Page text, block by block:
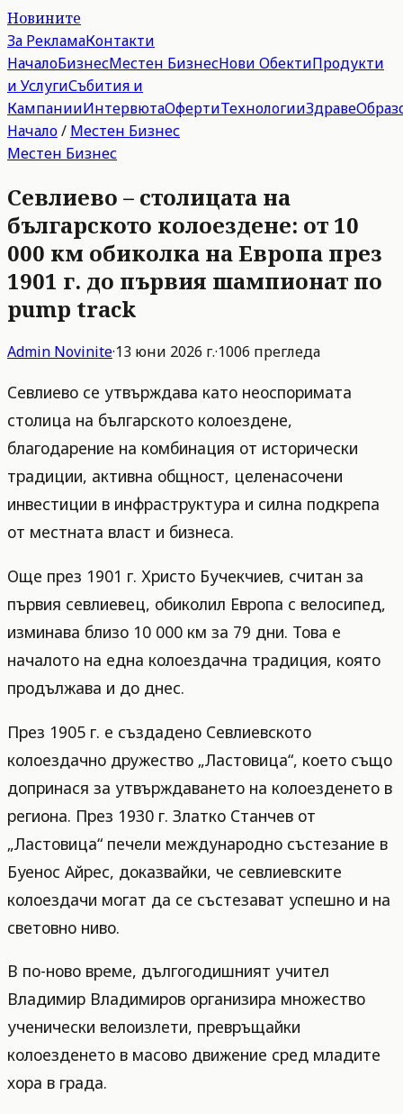
Новините
За РекламаКонтакти
НачалоБизнесМестен БизнесНови ОбектиПродукти
и УслугиСъбития и
КампанииИнтервютаОфертиТехнологииЗдраве
Начало/ Местен Бизнес
Местен Бизнес
Севлиево – столицата на
българското колоездене: от 10
000 км обиколка на Европа през
1901 г. до първия шампионат по
pump track
Admin Novinite·13 юни 2026 г.·1006 прегледа
Севлиево се утвърждава като неоспоримата
столица на българското колоездене,
благодарение на комбинация от исторически
традиции, активна общност, целенасочени
инвестиции в инфраструктура и силна подкрепа
от местната власт и бизнеса.
Още през 1901 г. Христо Бучекчиев, считан за
първия севлиевец, обиколил Европа с велосипед,
изминава близо 10 000 км за 79 дни. Това е
началото на една колоездачна традиция, която
продължава и до днес.
През 1905 г. е създадено Севлиевското
колоездачно дружество „Ластовица“, което също
допринася за утвърждаването на колоезденето в
региона. През 1930 г. Златко Станчев от
„Ластовица“ печели международно състезание в
Буенос Айрес, доказвайки, че севлиевските
колоездачи могат да се състезават успешно и на
световно ниво.
В по-ново време, дългогодишният учител
Владимир Владимиров организира множество
ученически велоизлети, превръщайки
колоезденето в масово движение сред младите
хора в града.